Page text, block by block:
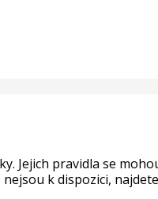
Jejich pravidla se
k dispozici,